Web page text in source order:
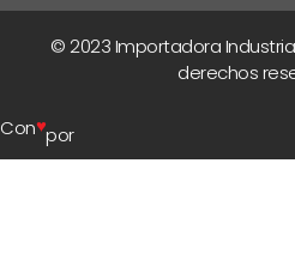
© 2023 Importadora Industrial
derechos
Con♥por